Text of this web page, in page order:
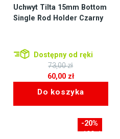
Uchwyt Tilta 15mm Bottom
Single Rod Holder Czarny
Dostępny od ręki
73,00zł
wynosiła:
73,00 zł.
60,00 zł
wynosi:
Do koszyka
-20%
-100zł